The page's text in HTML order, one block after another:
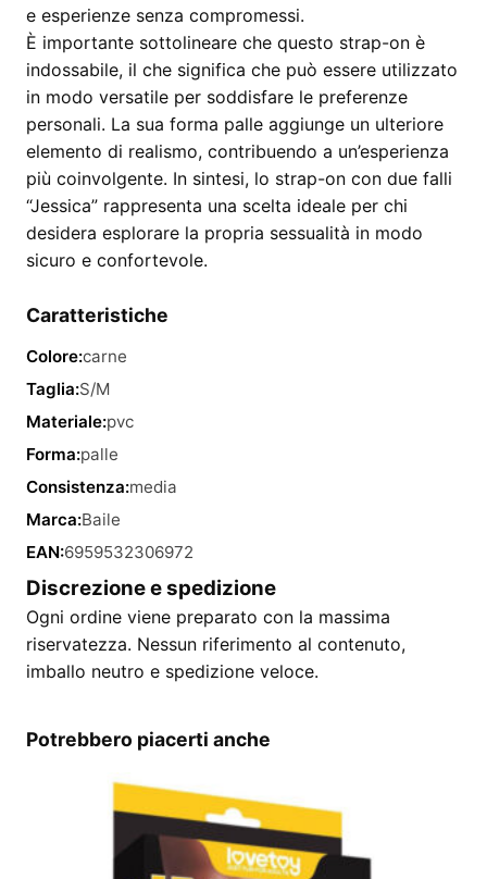
e esperienze senza compromessi.
È importante sottolineare che questo strap-on è
indossabile, il che significa che può essere utilizzato
in modo versatile per soddisfare le preferenze
personali. La sua forma palle aggiunge un ulteriore
elemento di realismo, contribuendo a un’esperienza
più coinvolgente. In sintesi, lo strap-on con due falli
“Jessica” rappresenta una scelta ideale per chi
desidera esplorare la propria sessualità in modo
sicuro e confortevole.
Caratteristiche
Colore:carne
Taglia:S/M
Materiale:pvc
Forma:palle
Consistenza:media
Marca:Baile
EAN:6959532306972
Discrezione e spedizione
Ogni ordine viene preparato con la massima
riservatezza. Nessun riferimento al contenuto,
imballo neutro e spedizione veloce.
Potrebbero piacerti anche